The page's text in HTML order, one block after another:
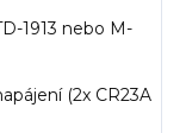
1913 nebo M-
(2x CR23A